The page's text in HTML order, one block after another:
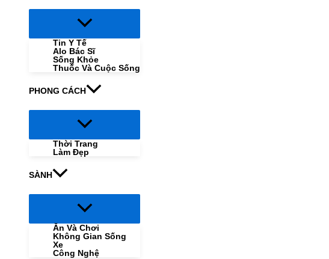
Menu
Tin Y Tế
Alo Bác Sĩ
Sống Khỏe
Thuốc Và Cuộc Sống
PHONG CÁCH
Menu
Thời Trang
Làm Đẹp
SÀNH
Menu
Ăn Và Chơi
Không Gian Sống
Xe
Công Nghệ